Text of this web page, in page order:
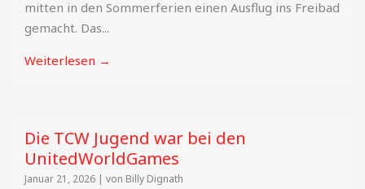
mitten in den Sommerferien einen Ausflug ins Freibad
gemacht. Das...
Weiterlesen →
Die TCW Jugend war bei den
UnitedWorldGames
Januar 21, 2026 von Billy Dignath